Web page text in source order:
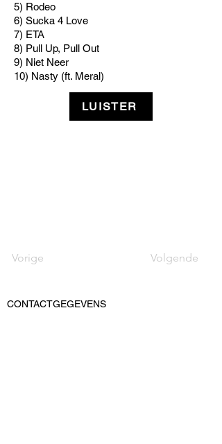
5) Rodeo
6) Sucka 4 Love
7) ETA
8) Pull Up, Pull Out
9) Niet Neer
10) Nasty (ft. Meral)
LUISTER
Vorige Volgende
CONTACTGEGEVENS